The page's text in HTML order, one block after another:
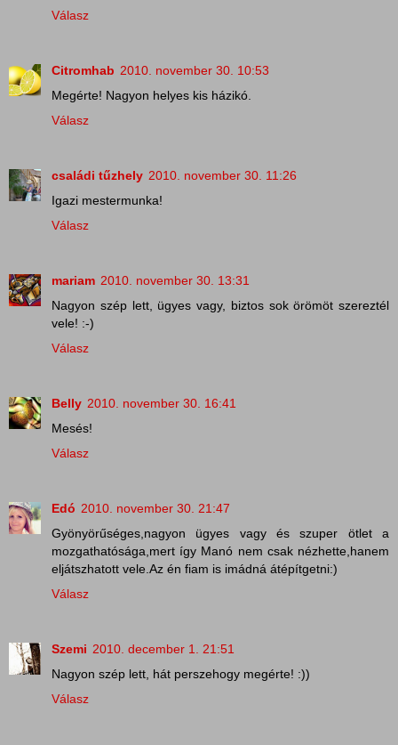
Válasz
Citromhab 2010. november 30. 10:53
Megérte! Nagyon helyes kis házikó.
Válasz
családi tűzhely 2010. november 30. 11:26
Igazi mestermunka!
Válasz
mariam 2010. november 30. 13:31
Nagyon szép lett, ügyes vagy, biztos sok örömöt szereztél
vele! :-)
Válasz
Belly 2010. november 30. 16:41
Mesés!
Válasz
Edó 2010. november 30. 21:47
Gyönyörűséges,nagyon ügyes vagy és szuper ötlet a
mozgathatósága,mert így Manó nem csak nézhette,hanem
eljátszhatott vele.Az én fiam is imádná átépítgetni:)
Válasz
Szemi 2010. december 1. 21:51
Nagyon szép lett, hát perszehogy megérte! :))
Válasz